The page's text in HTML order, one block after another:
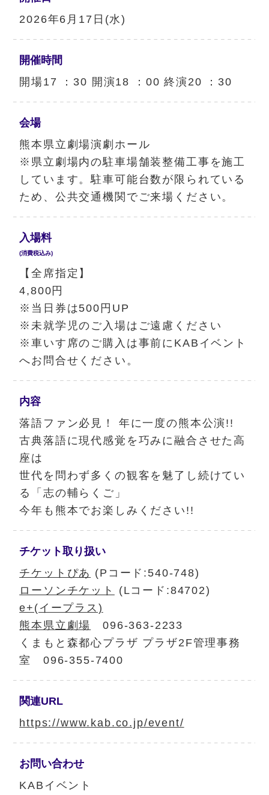
2026年6月17日(水)
開催時間
開場17 ：30 開演18 ：00 終演20 ：30
会場
熊本県立劇場演劇ホール
※県立劇場内の駐車場舗装整備工事を施工
しています。駐車可能台数が限られている
ため、公共交通機関でご来場ください。
入場料
(消費税込み)
【全席指定】
4,800円
※当日券は500円UP
※未就学児のご入場はご遠慮ください
※車いす席のご購入は事前にKABイベント
へお問合せください。
内容
落語ファン必見！ 年に一度の熊本公演!!
古典落語に現代感覚を巧みに融合させた高
座は
世代を問わず多くの観客を魅了し続けてい
る「志の輔らくご」
今年も熊本でお楽しみください!!
チケット取り扱い
チケットぴあ (Pコード:540-748)
ローソンチケット
(Lコード:84702)
e+(イープラス)
熊本県立劇場
096-363-2233
くまもと森都心プラザ プラザ2F管理事務
室 096-355-7400
関連URL
https://www.kab.co.jp/event/
お問い合わせ
KABイベント